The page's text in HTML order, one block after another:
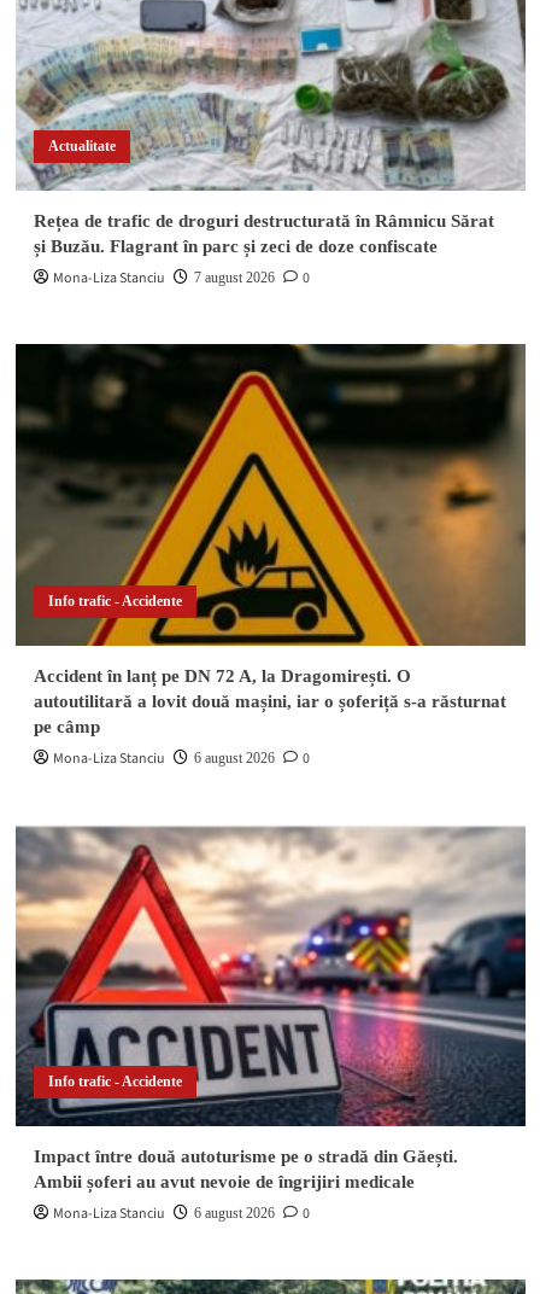
Actualitate
Rețea de trafic de droguri destructurată în Râmnicu Sărat
și Buzău. Flagrant în parc și zeci de doze confiscate
Mona-Liza Stanciu 7 august 2026 0
Info trafic - Accidente
Accident în lanț pe DN 72 A, la Dragomirești. O
autoutilitară a lovit două mașini, iar o șoferiță s-a răsturnat
pe câmp
Mona-Liza Stanciu 6 august 2026 0
Info trafic - Accidente
Impact între două autoturisme pe o stradă din Găești.
Ambii șoferi au avut nevoie de îngrijiri medicale
Mona-Liza Stanciu 6 august 2026 0